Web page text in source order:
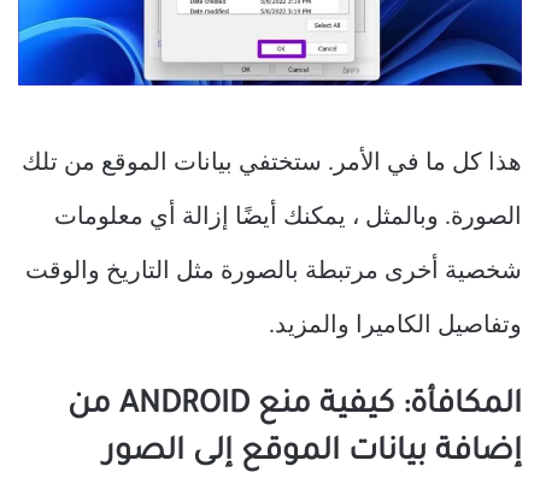
هذا كل ما في الأمر. ستختفي بيانات الموقع من تلك
الصورة. وبالمثل ، يمكنك أيضًا إزالة أي معلومات
شخصية أخرى مرتبطة بالصورة مثل التاريخ والوقت
وتفاصيل الكاميرا والمزيد.
المكافأة: كيفية منع ANDROID من
إضافة بيانات الموقع إلى الصور